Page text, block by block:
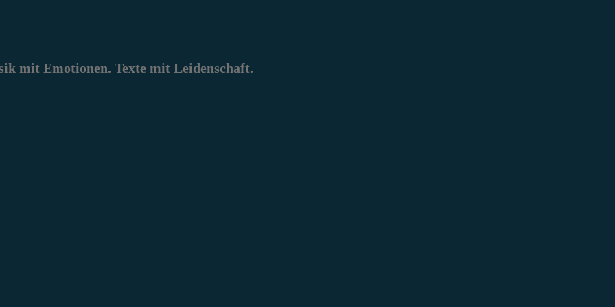
mit Emotionen. Texte mit Leidenschaft.